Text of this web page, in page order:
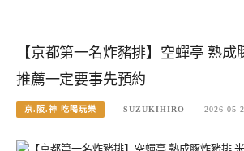
【京都第一名炸豬排】空蟬亭 熟成
推薦一定要事先預約
京.阪.神 吃喝玩樂 SUZUKIHIRO 2026-05-